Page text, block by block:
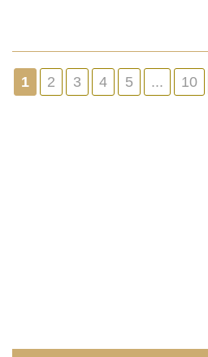
1 2 3 4 5 ... 10